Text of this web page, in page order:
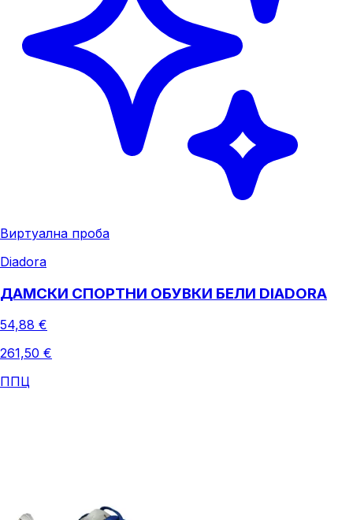
Виртуална проба
Diadora
ДАМСКИ СПОРТНИ ОБУВКИ БЕЛИ DIADORA
54,88 €
261,50 €
ППЦ